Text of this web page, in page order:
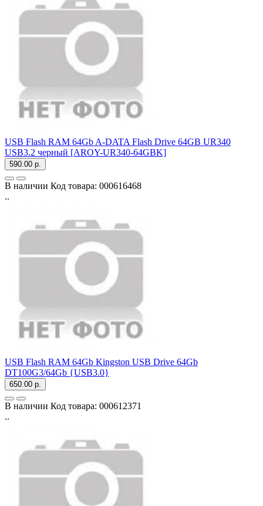
USB Flash RAM 64Gb A-DATA Flash Drive 64GB UR340
USB3.2 черный [AROY-UR340-64GBK]
590.00 р.
В наличии Код товара: 000616468
..
USB Flash RAM 64Gb Kingston USB Drive 64Gb
DT100G3/64Gb {USB3.0}
650.00 р.
В наличии Код товара: 000612371
..